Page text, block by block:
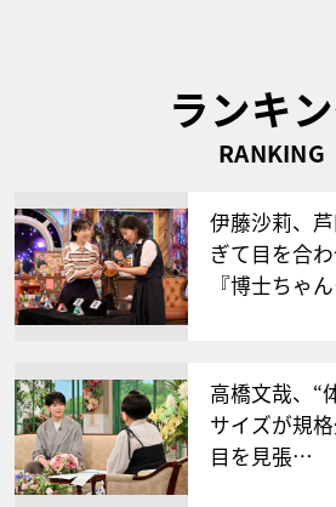
ランキ
RANKING
伊藤沙莉、
ぎて目を合
『博士ちゃ
高橋文哉、“
サイズが規
目を見張…